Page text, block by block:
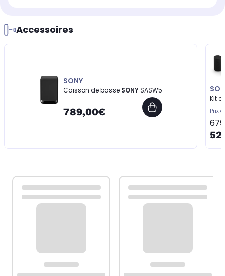
Accessoires
SONY
Caisson de basse SONYSASW5
789,00€
Kit
Prix